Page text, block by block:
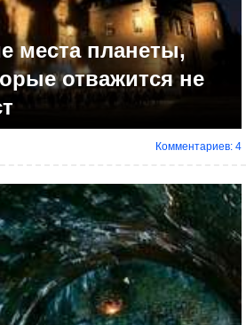
места планеты,
отважится не
Комментариев: 4